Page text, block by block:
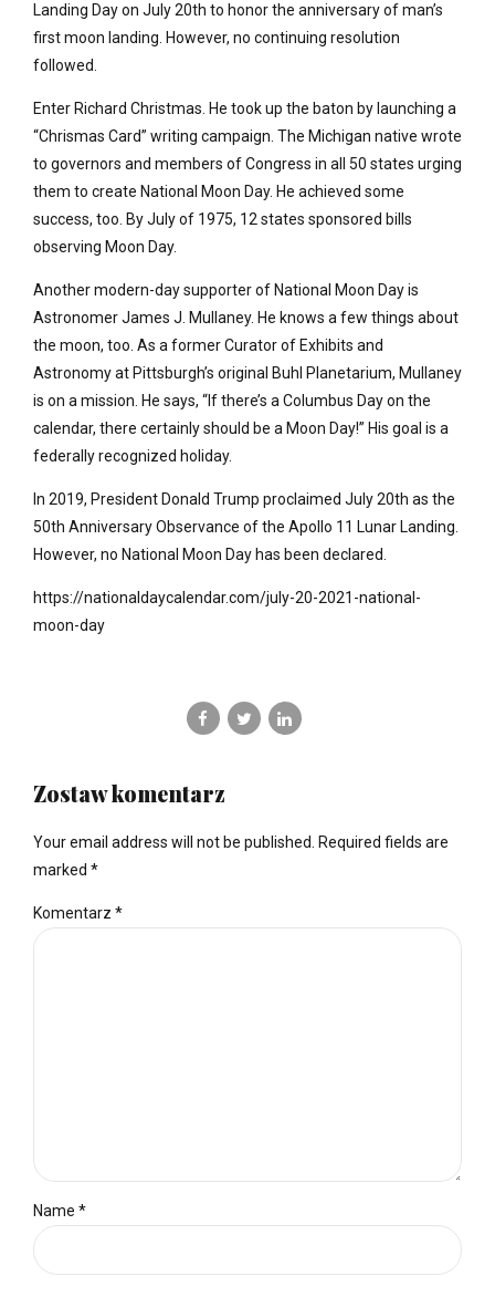
Landing Day on July 20th to honor the anniversary of man’s
first moon landing. However, no continuing resolution
followed.
Enter Richard Christmas. He took up the baton by launching a
“Chrismas Card” writing campaign. The Michigan native wrote
to governors and members of Congress in all 50 states urging
them to create National Moon Day. He achieved some
success, too. By July of 1975, 12 states sponsored bills
observing Moon Day.
Another modern-day supporter of National Moon Day is
Astronomer James J. Mullaney. He knows a few things about
the moon, too. As a former Curator of Exhibits and
Astronomy at Pittsburgh’s original Buhl Planetarium, Mullaney
is on a mission. He says, “If there’s a Columbus Day on the
calendar, there certainly should be a Moon Day!” His goal is a
federally recognized holiday.
In 2019, President Donald Trump proclaimed July 20th as the
50th Anniversary Observance of the Apollo 11 Lunar Landing.
However, no National Moon Day has been declared.
https://nationaldaycalendar.com/july-20-2021-national-
moon-day
Zostaw komentarz
Your email address will not be published. Required fields are
marked *
Komentarz *
Name *